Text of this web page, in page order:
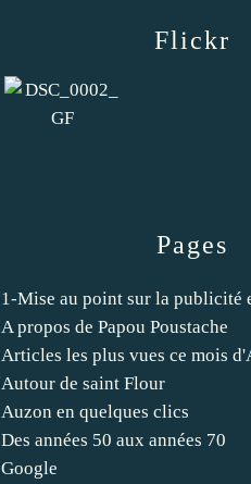
Pages
1-Mise au point sur la publicité
A propos de Papou Poustache
Articles les plus vues ce mois
Autour de saint Flour
Auzon en quelques clics
Des années 50 aux années 70
Google
Flickr